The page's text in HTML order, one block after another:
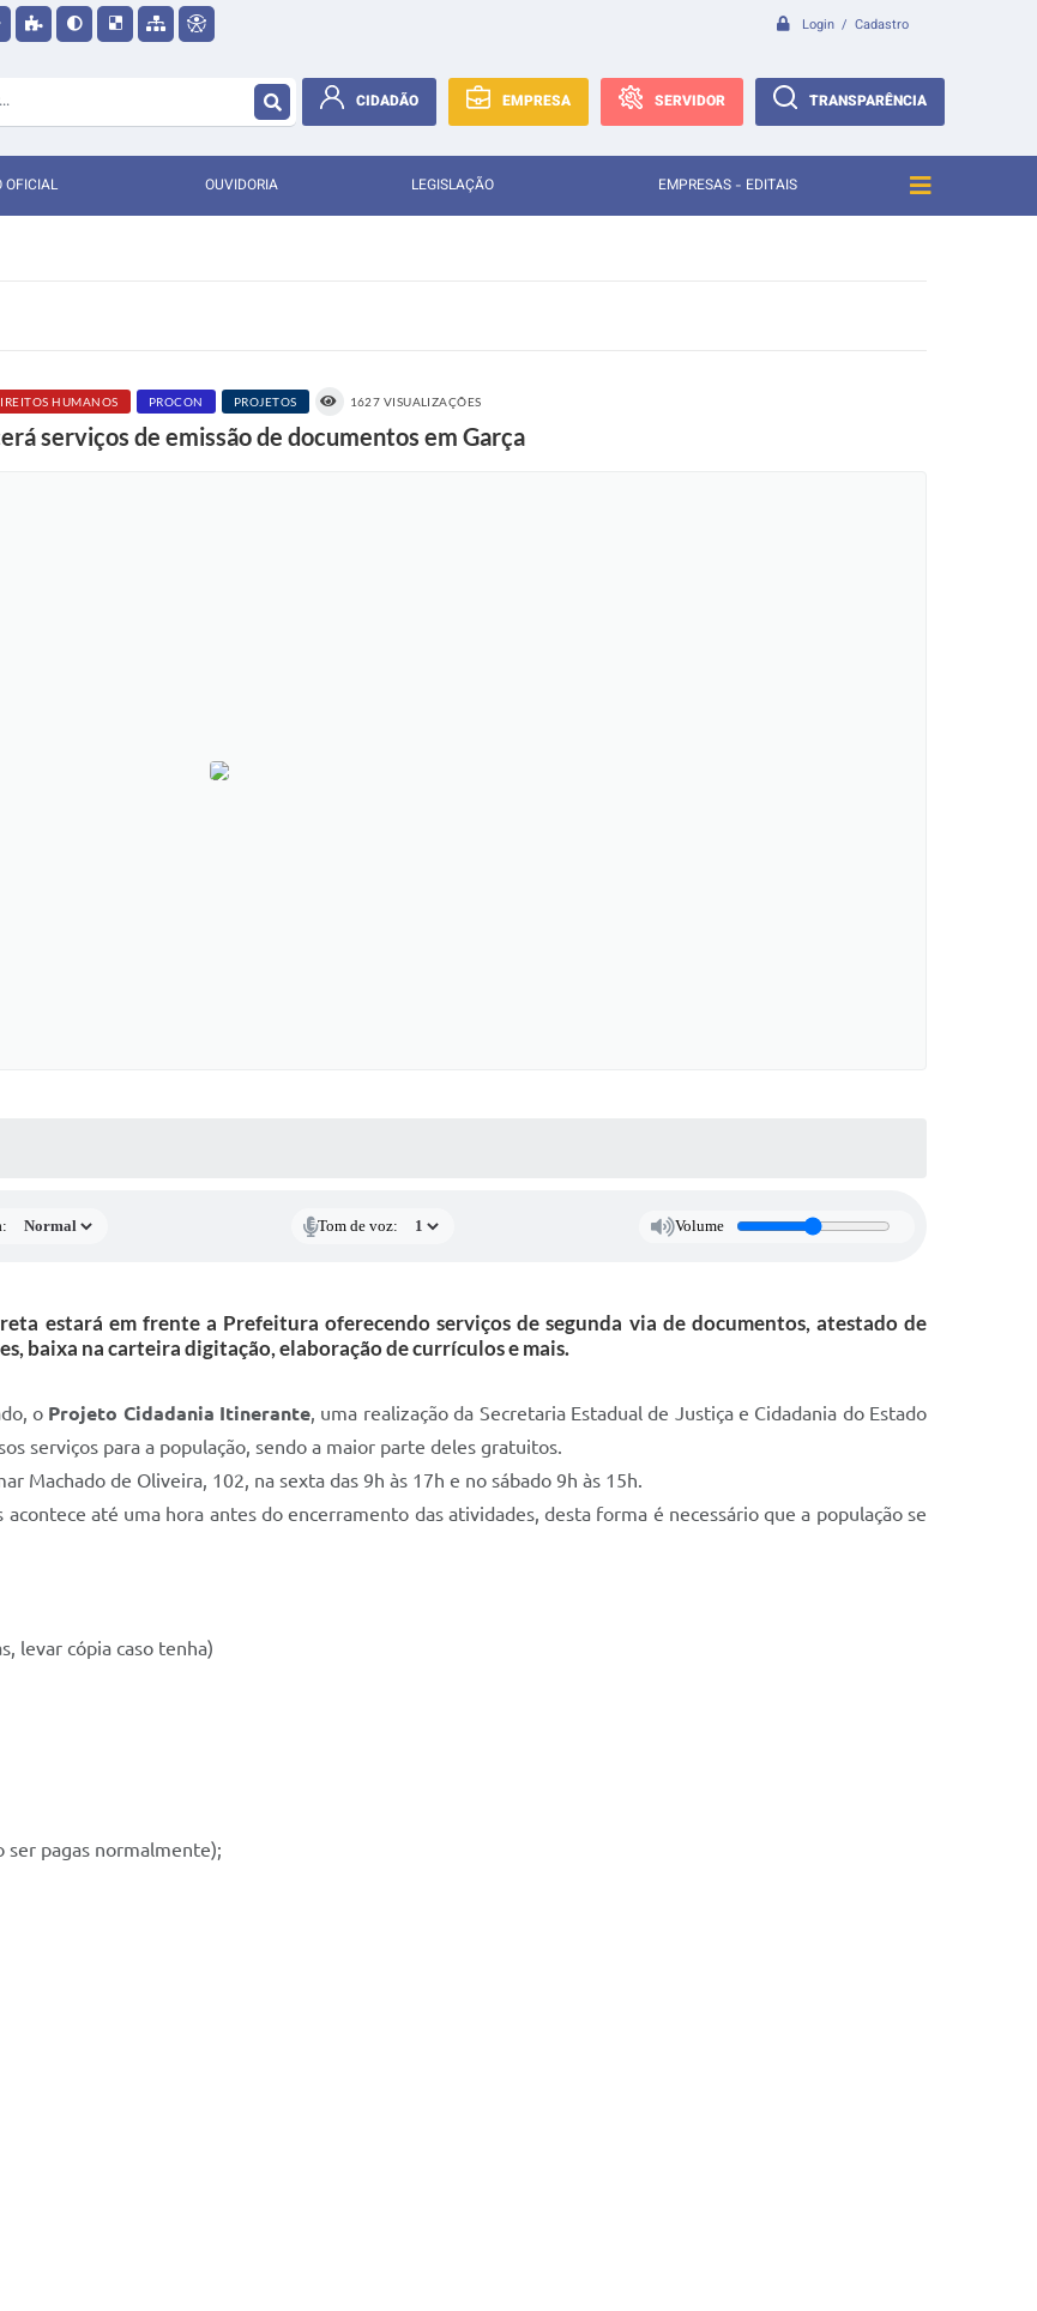
Login / Cadastro
CIDADÃO EMPRESA SERVIDOR TRANSPARÊNCIA
OFICIAL OUVIDORIA LEGISLAÇÃO EMPRESAS - EDITAIS
HUMANOS PROCON PROJETOS 1627 VISUALIZAÇÕES
serviços de emissão de documentos em Garça
Tom de voz: Volume
estará em frente a Prefeitura oferecendo serviços de segunda via de documentos, atestado de
baixa na carteira digitação, elaboração de currículos e mais.
o Projeto Cidadania Itinerante, uma realização da Secretaria Estadual de Justiça e Cidadania do Estado
serviços para a população, sendo a maior parte deles gratuitos.
Machado de Oliveira, 102, na sexta das 9h às 17h e no sábado 9h às 15h.
até uma hora antes do encerramento das atividades, desta forma é necessário que a população se
levar cópia caso tenha)
ser pagas normalmente);